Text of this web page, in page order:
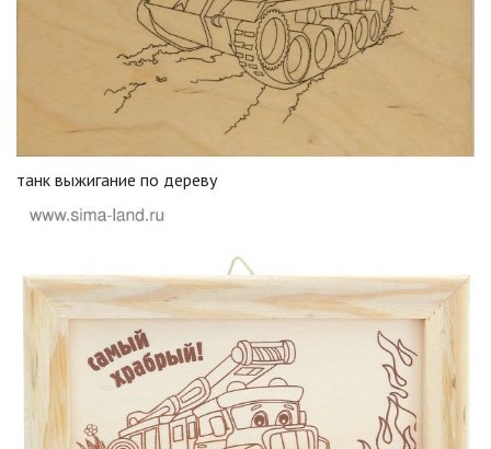
танк выжигание по дереву